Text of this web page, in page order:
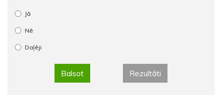
Jā
Nē
Daļēji
Balsot Rezultāti